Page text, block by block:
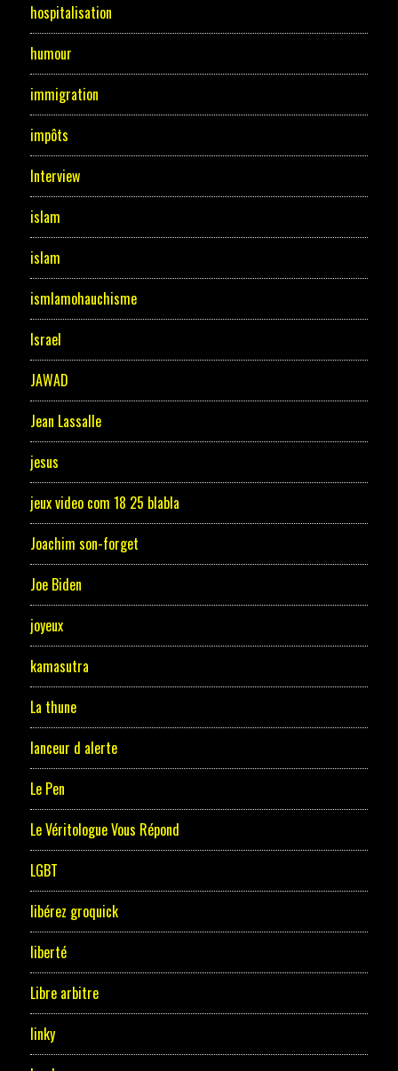
hospitalisation
humour
immigration
impôts
Interview
islam
islam
ismlamohauchisme
Israel
JAWAD
Jean Lassalle
jesus
jeux video com 18 25 blabla
Joachim son-forget
Joe Biden
joyeux
kamasutra
La thune
lanceur d alerte
Le Pen
Le Véritologue Vous Répond
LGBT
libérez groquick
liberté
Libre arbitre
linky